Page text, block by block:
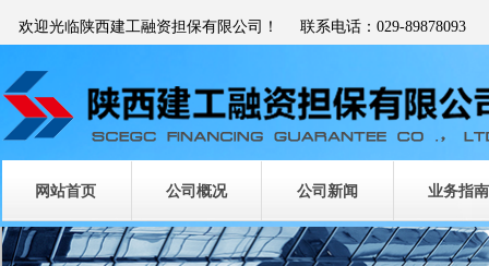
欢迎光临陕西建工融资担保有限公司！ 联系电话：029-89878093
网站首页 公司概况 公司新闻 业务指南